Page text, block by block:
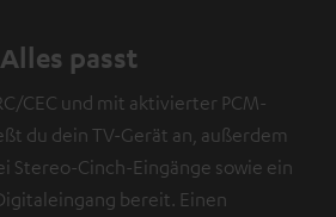
Alles passt
CEC und mit aktivierter PCM-
du dein TV-Gerät an, außerdem
Stereo-Cinch-Eingänge sowie ein
bereit. Einen